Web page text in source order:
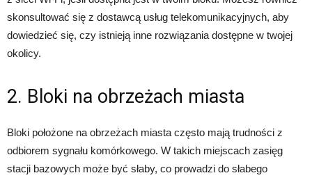
skonsultować się z dostawcą usług telekomunikacyjnych, aby
dowiedzieć się, czy istnieją inne rozwiązania dostępne w twojej
okolicy.
2. Bloki na obrzeżach miasta
Bloki położone na obrzeżach miasta często mają trudności z
odbiorem sygnału komórkowego. W takich miejscach zasięg
stacji bazowych może być słaby, co prowadzi do słabego